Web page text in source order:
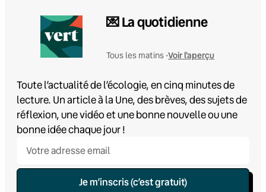
💌 La quotidienne
Tous les matins •Voir l'aperçu
Toute l’actualité de l’écologie, en cinq minutes de
lecture. Un article à la Une, des brèves, des sujets de
réflexion, une vidéo et une bonne nouvelle ou une
bonne idée chaque jour !
Je m’inscris (c’est gratuit)